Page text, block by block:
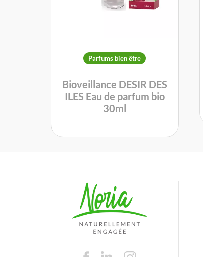
Parfums bien être
Bioveillance DESIR DES
ILES Eau de parfum bio
30ml